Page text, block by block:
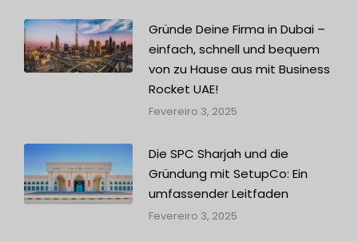
Gründe Deine Firma in Dubai –
einfach, schnell und bequem
von zu Hause aus mit Business
Rocket UAE!
Fevereiro 3, 2025
Die SPC Sharjah und die
Gründung mit SetupCo: Ein
umfassender Leitfaden
Fevereiro 3, 2025